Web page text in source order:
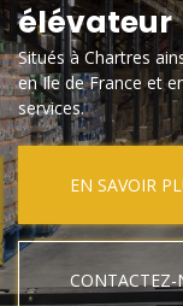
élévateur
Situés à Chartres
en Ile de France et
services.
EN SAVOIR
CONTACTEZ-